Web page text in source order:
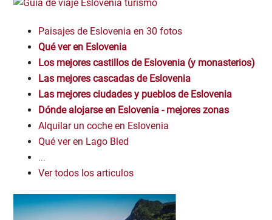
Paisajes de Eslovenia en 30 fotos
Qué ver en Eslovenia
Los mejores castillos de Eslovenia (y monasterios)
Las mejores cascadas de Eslovenia
Las mejores ciudades y pueblos de Eslovenia
Dónde alojarse en Eslovenia - mejores zonas
Alquilar un coche en Eslovenia
Qué ver en Lago Bled
...
Ver todos los articulos